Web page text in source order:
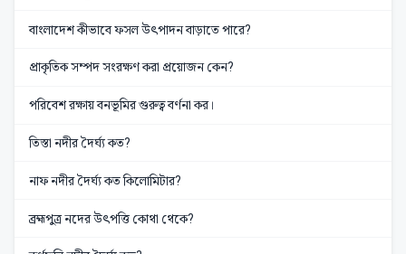
বাংলাদেশ কীভাবে ফসল উৎপাদন বাড়াতে পারে?
প্রাকৃতিক সম্পদ সংরক্ষণ করা প্রয়োজন কেন?
পরিবেশ রক্ষায় বনভূমির গুরুত্ব বর্ণনা কর।
তিস্তা নদীর দৈর্ঘ্য কত?
নাফ নদীর দৈর্ঘ্য কত কিলোমিটার?
ব্রহ্মপুত্র নদের উৎপত্তি কোথা থেকে?